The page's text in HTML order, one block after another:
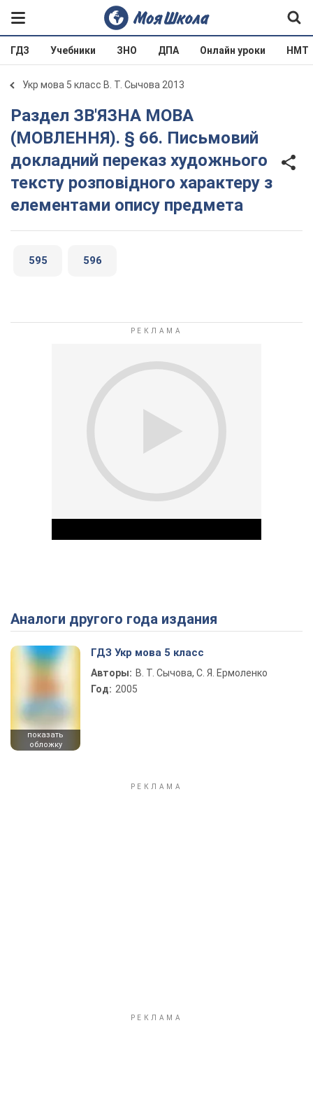
ГДЗ Учебники ЗНО ДПА Онлайн уроки НМТ
Укр мова 5 класс В. Т. Сычова 2013
Раздел ЗВ'ЯЗНА МОВА
(МОВЛЕННЯ). § 66. Письмовий
докладний переказ художнього
тексту розповідного характеру з
елементами опису предмета
595 596
Play Video
Аналоги другого года издания
показать
обложку
ГДЗ Укр мова 5 класс
Авторы: В. Т. Сычова, С. Я. Ермоленко
Год: 2005